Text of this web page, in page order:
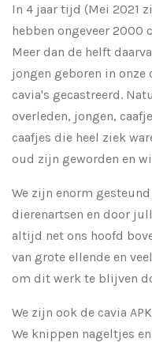
In 4 jaar tijd (Mei 2021
hebben ongeveer 2000
Meer dan de helft
jongen geboren in onze
cavia's gecastreerd.
overleden, jongen,
caafjes die heel ziek
oud zijn geworden en
We zijn enorm
dierenartsen en door
altijd net ons hoofd
van grote ellende en
om dit werk te blijven
We zijn ook de cavia
We knippen nageltjes